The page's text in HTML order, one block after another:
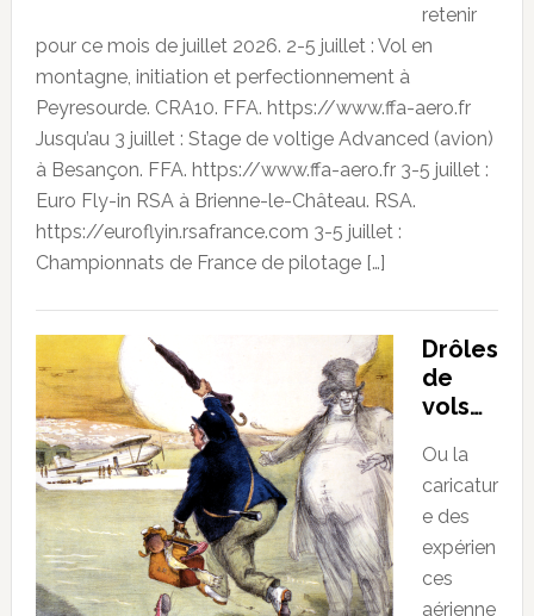
retenir
pour ce mois de juillet 2026. 2-5 juillet : Vol en
montagne, initiation et perfectionnement à
Peyresourde. CRA10. FFA. https://www.ffa-aero.fr
Jusqu’au 3 juillet : Stage de voltige Advanced (avion)
à Besançon. FFA. https://www.ffa-aero.fr 3-5 juillet :
Euro Fly-in RSA à Brienne-le-Château. RSA.
https://euroflyin.rsafrance.com 3-5 juillet :
Championnats de France de pilotage […]
Drôles
de
vols…
Ou la
caricatur
e des
expérien
ces
aérienne